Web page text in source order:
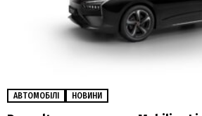
АВТОМОБІЛІ НОВИНИ